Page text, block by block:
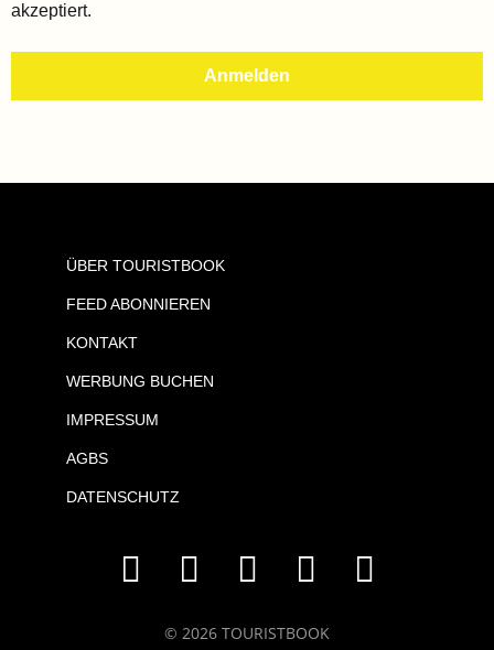
akzeptiert.
ÜBER TOURISTBOOK
FEED ABONNIEREN
KONTAKT
WERBUNG BUCHEN
IMPRESSUM
AGBS
DATENSCHUTZ
© 2026 TOURISTBOOK